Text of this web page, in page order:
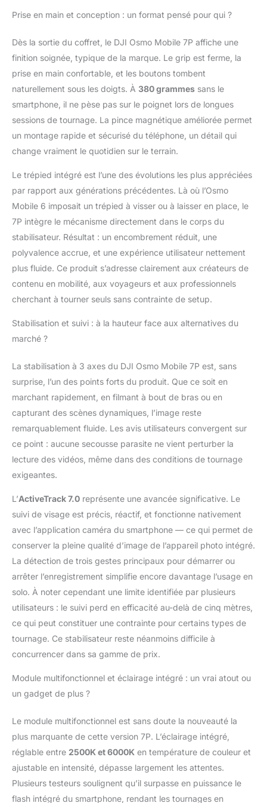
une stabilité sans faille
robuste de la nacelle à
Mobile 7P assure une
stabilité sans perte.
Capturez des éclats
créatifs et créez des
qualité
cinématographique
avec facilité. Capturez
premier jour - Appairez
votre Osmo Mobile 7P
avec DJI Mimo pour
en un seul clic. Filmez
et modifiez comme un
pro, économisant du
temps et améliorant
narration créative.
Tellement rapide,
Dépliez la nacelle pour
smartphone appairé
avec le design
magnétique, et
l'application Mimo
s'affiche
automatiquement [3]
pour que vous puissiez
Rationalisez votre
le trépied [4] de l'Osmo
Mobile 7P vous
permettent de capturer
de larges selfies et des
vlogs stables, offrant
une liberté créative
sans l'encombrement
d'équipements
supplémentaires.
créativité stable -
Osmo Mobile 7P offre
un temps de
maximal de 10 heures
comme récepteur de
également une
puissance
supplémentaire à votre
téléphone. Suivi
amélioré à double
Prise en main et conception : un format pensé pour qui ?
Dès la sortie du coffret, le DJI Osmo Mobile 7P affiche une
finition soignée, typique de la marque. Le grip est ferme, la
prise en main confortable, et les boutons tombent
naturellement sous les doigts. À 380 grammes sans le
smartphone, il ne pèse pas sur le poignet lors de longues
sessions de tournage. La pince magnétique améliorée permet
un montage rapide et sécurisé du téléphone, un détail qui
change vraiment le quotidien sur le terrain.
Le trépied intégré est l’une des évolutions les plus appréciées
par rapport aux générations précédentes. Là où l’Osmo
Mobile 6 imposait un trépied à visser ou à laisser en place, le
7P intègre le mécanisme directement dans le corps du
stabilisateur. Résultat : un encombrement réduit, une
polyvalence accrue, et une expérience utilisateur nettement
plus fluide. Ce produit s’adresse clairement aux créateurs de
contenu en mobilité, aux voyageurs et aux professionnels
cherchant à tourner seuls sans contrainte de setup.
Stabilisation et suivi : à la hauteur face aux alternatives du
marché ?
La stabilisation à 3 axes du DJI Osmo Mobile 7P est, sans
surprise, l’un des points forts du produit. Que ce soit en
marchant rapidement, en filmant à bout de bras ou en
capturant des scènes dynamiques, l’image reste
remarquablement fluide. Les avis utilisateurs convergent sur
ce point : aucune secousse parasite ne vient perturber la
lecture des vidéos, même dans des conditions de tournage
exigeantes.
L’ActiveTrack 7.0 représente une avancée significative. Le
suivi de visage est précis, réactif, et fonctionne nativement
avec l’application caméra du smartphone — ce qui permet de
conserver la pleine qualité d’image de l’appareil photo intégré.
La détection de trois gestes principaux pour démarrer ou
arrêter l’enregistrement simplifie encore davantage l’usage en
solo. À noter cependant une limite identifiée par plusieurs
utilisateurs : le suivi perd en efficacité au-delà de cinq mètres,
ce qui peut constituer une contrainte pour certains types de
tournage. Ce stabilisateur reste néanmoins difficile à
concurrencer dans sa gamme de prix.
Module multifonctionnel et éclairage intégré : un vrai atout ou
un gadget de plus ?
Le module multifonctionnel est sans doute la nouveauté la
plus marquante de cette version 7P. L’éclairage intégré,
réglable entre 2500K et 6000K en température de couleur et
ajustable en intensité, dépasse largement les attentes.
Plusieurs testeurs soulignent qu’il surpasse en puissance le
flash intégré du smartphone, rendant les tournages en